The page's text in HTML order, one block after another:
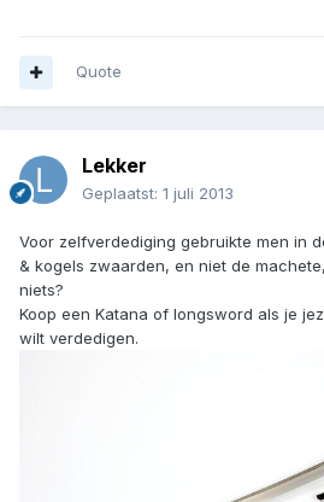
Quote
Lekker
Geplaatst: 1 juli 2013
Voor zelfverdediging gebruikte men in
& kogels zwaarden, en niet de
niets?
Koop een Katana of longsword als je
wilt verdedigen.